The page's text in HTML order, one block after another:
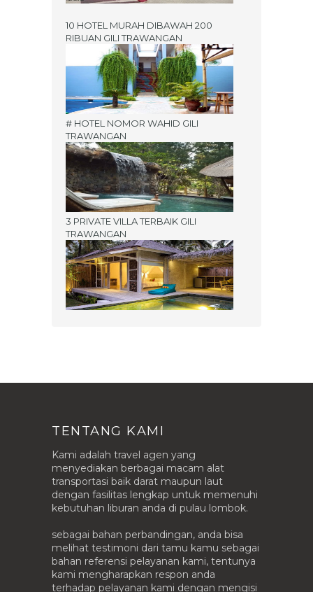
10 HOTEL MURAH DIBAWAH 200
RIBUAN GILI TRAWANGAN
# HOTEL NOMOR WAHID GILI
TRAWANGAN
3 PRIVATE VILLA TERBAIK GILI
TRAWANGAN
TENTANG KAMI
Kami adalah travel agen yang
menyediakan berbagai macam alat
transportasi baik darat maupun laut
dengan fasilitas lengkap untuk memenuhi
kebutuhan liburan anda di pulau lombok.
sebagai bahan perbandingan, anda bisa
melihat testimoni dari tamu kamu sebagai
bahan referensi pelayanan kami, tentunya
kami mengharapkan respon anda
terhadap pelayanan kami dengan mengisi